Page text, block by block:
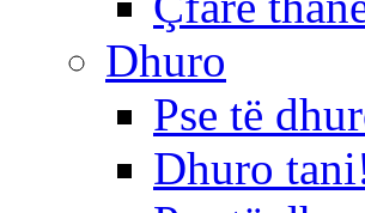
Dhuro
Pse të
Dhuro